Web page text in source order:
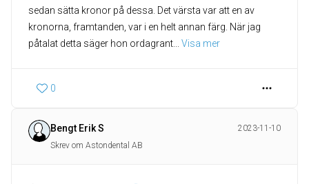
sedan sätta kronor på dessa. Det värsta var att en av
kronorna, framtanden, var i en helt annan färg. När jag
påtalat detta säger hon ordagrant
Visa mer
0
Bengt Erik S
2023-11-10
Skrev om Astondental AB